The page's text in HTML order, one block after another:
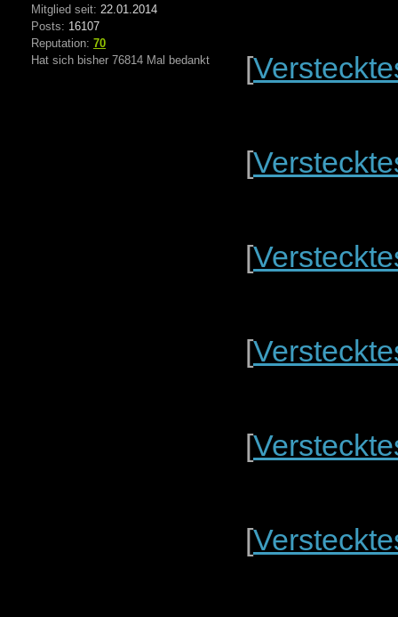
Mitglied seit: 22.01.2014
Posts: 16107
Reputation: 70
Hat sich bisher 76814 Mal bedankt
[
[
[
[
[
[